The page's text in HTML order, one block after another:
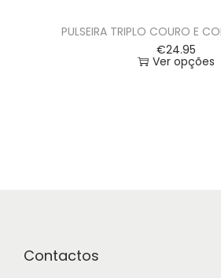
PULSEIRA TRIPLO COURO E
€24.95
Ver opções
Contactos